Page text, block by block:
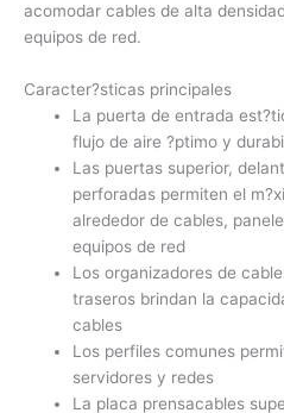
acomodar cables de alta
equipos de red.
Caracter?sticas principales
La puerta de entrada
flujo de aire ?ptimo y
Las puertas superior,
perforadas permiten el
alrededor de cables,
equipos de red
Los organizadores de
traseros brindan la
cables
Los perfiles comunes
servidores y redes
La placa prensacables